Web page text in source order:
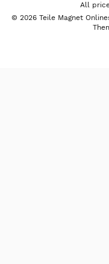
All
© 2026 Teile Magnet